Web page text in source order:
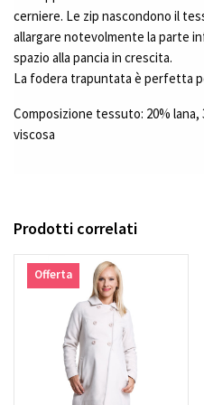
cerniere. Le zip nascondono il
allargare notevolmente la parte
spazio alla pancia in crescita.
La fodera trapuntata è perfetta
Composizione tessuto: 20%
viscosa
Prodotti correlati
Offerta